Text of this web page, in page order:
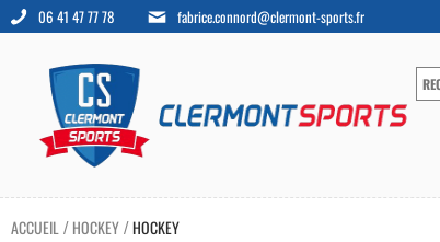
06 41 47 77 78 fabrice.connord@clermont-sports.fr
ACCUEIL / HOCKEY/HOCKEY